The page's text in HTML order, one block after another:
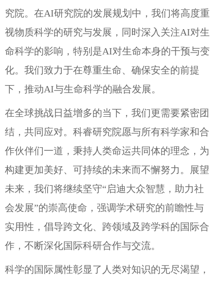
究院。在AI研究院的发展规划中，我们将高度重
视物质科学的研究与发展，同时深入关注AI对生
命科学的影响，特别是AI对生命本身的干预与变
化。我们致力于在尊重生命、确保安全的前提
下，推动AI与生命科学的融合发展。
在全球挑战日益增多的当下，我们更需要紧密团
结，共同应对。科睿研究院愿与所有科学家和合
作伙伴们一道，秉持人类命运共同体的理念，为
构建更加美好、可持续的未来而不懈努力。展望
未来，我们将继续坚守“启迪大众智慧，助力社
会发展”的崇高使命，强调学术研究的前瞻性与
实用性，倡导跨文化、跨领域及跨学科的国际合
作，不断深化国际科研合作与交流。
科学的国际属性彰显了人类对知识的无尽渴望，